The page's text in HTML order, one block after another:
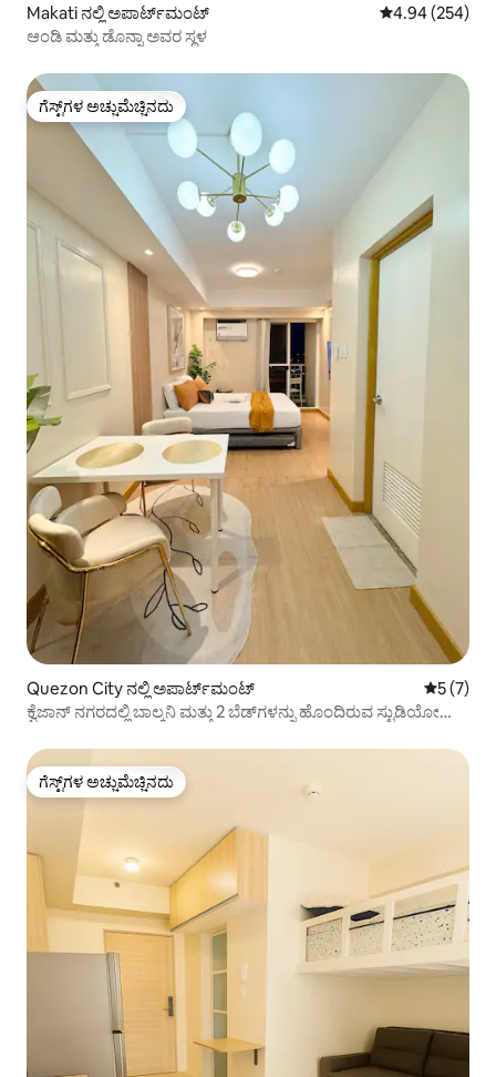
Makati ನಲ್ಲಿ ಅಪಾರ್ಟ್‌ಮಂಟ್ 5 ರಲ್ಲಿ 4.94
4.94 (254)
ಆಂಡಿ ಮತ್ತು ಡೊನ್ನಾ ಅವರ ಸ್ಥಳ
ಗೆಸ್ಟ್‌ಗಳ ಅಚ್ಚುಮೆಚ್ಚಿನದು
ಗೆಸ್ಟ್‌ಗಳ ಅಚ್ಚುಮೆಚ್ಚಿನದು
Quezon City ನಲ್ಲಿ ಅಪಾರ್ಟ್‌ಮಂಟ್ 5 ರಲ್ಲಿ 5
5 (7)
ಕ್ವೆಜಾನ್ ನಗರದಲ್ಲಿ ಬಾಲ್ಕನಿ ಮತ್ತು 2 ಬೆಡ್‌ಗಳನ್ನು ಹೊಂದಿರುವ ಸ್ಟುಡಿಯೋ
ಗೆಸ್ಟ್‌ಗಳ ಅಚ್ಚುಮೆಚ್ಚಿನದು
ಗೆಸ್ಟ್‌ಗಳ ಅಚ್ಚುಮೆಚ್ಚಿನದು